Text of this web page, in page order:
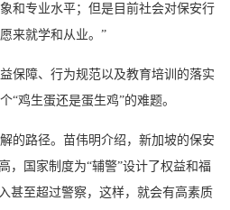
和专业水平；但是目前社会对保安行
来就学和从业。”
保障、行为规范以及教育培训的落实
“鸡生蛋还是蛋生鸡”的难题。
的路径。苗伟明介绍，新加坡的保安
，国家制度为“辅警”设计了权益和福
甚至超过警察，这样，就会有高素质